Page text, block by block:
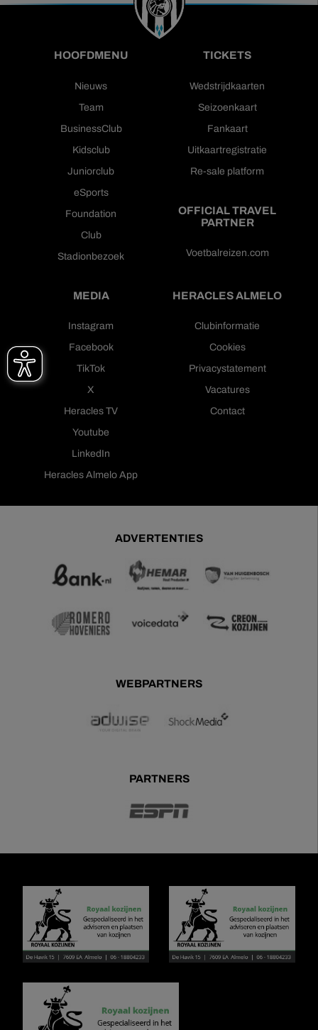
HOOFDMENU
Nieuws
Team
BusinessClub
Kidsclub
Juniorclub
eSports
Foundation
Club
Stadionbezoek
TICKETS
Wedstrijdkaarten
Seizoenkaart
Fankaart
Uitkaartregistratie
Re-sale platform
OFFICIAL TRAVEL
PARTNER
Voetbalreizen.com
MEDIA
Instagram
Facebook
TikTok
X
Heracles TV
Youtube
LinkedIn
Heracles Almelo App
HERACLES ALMELO
Clubinformatie
Cookies
Privacystatement
Vacatures
Contact
ADVERTENTIES
WEBPARTNERS
PARTNERS